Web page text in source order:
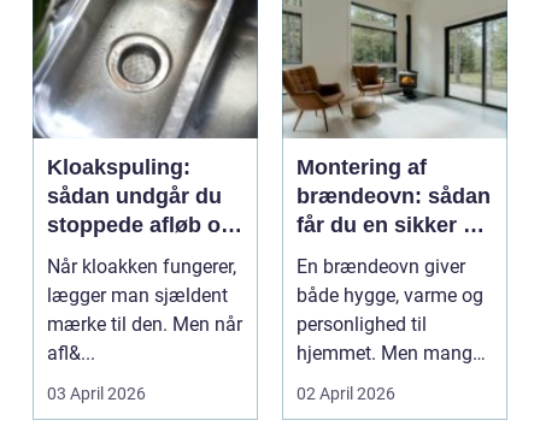
Kloakspuling:
sådan undgår du
stoppede afløb og
dyre skader
Når kloakken fungerer,
lægger man sjældent
mærke til den. Men når
afl&...
03 April 2026
Montering af
brændeovn: sådan
får du en sikker og
flot løsning
En brændeovn giver
både hygge, varme og
personlighed til
hjemmet. Men mange
undervurdere...
02 April 2026